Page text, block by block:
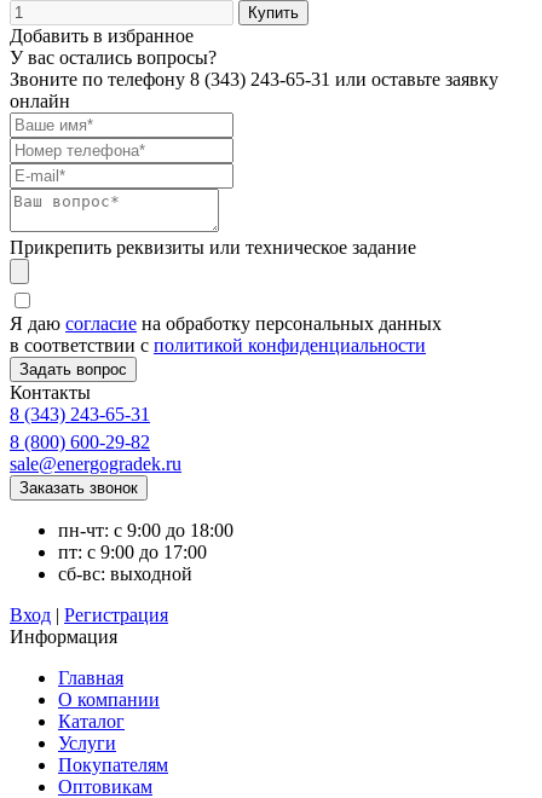
Добавить в избранное
У вас остались вопросы?
Звоните по телефону 8 (343) 243-65-31 или оставьте заявку
онлайн
Прикрепить реквизиты или техническое задание
Я даю согласие на обработку персональных данных
в соответствии с политикой конфиденциальности
Контакты
8 (343) 243-65-31
8 (800) 600-29-82
sale@energogradek.ru
пн-чт: с 9:00 до 18:00
пт: с 9:00 до 17:00
сб-вс: выходной
Вход | Регистрация
Информация
Главная
О компании
Каталог
Услуги
Покупателям
Оптовикам